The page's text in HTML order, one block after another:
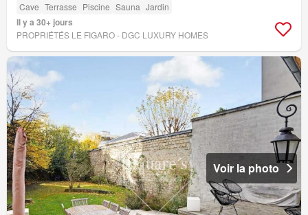
Cave Terrasse Piscine Sauna Jardin
Il y a 30+ jours
PROPRIÉTÉS LE FIGARO - DGC LUXURY HOMES
Voir la photo